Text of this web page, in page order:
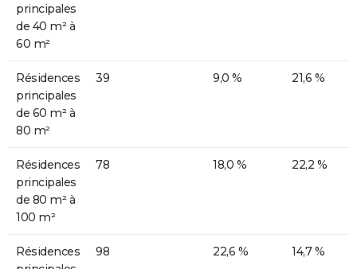
principales
de 40 m² à
60 m²
Résidences
principales
de 60 m² à
80 m²
39 9,0 % 21,6 %
Résidences
principales
de 80 m² à
100 m²
78 18,0 % 22,2 %
Résidences
98 22,6 % 14,7 %